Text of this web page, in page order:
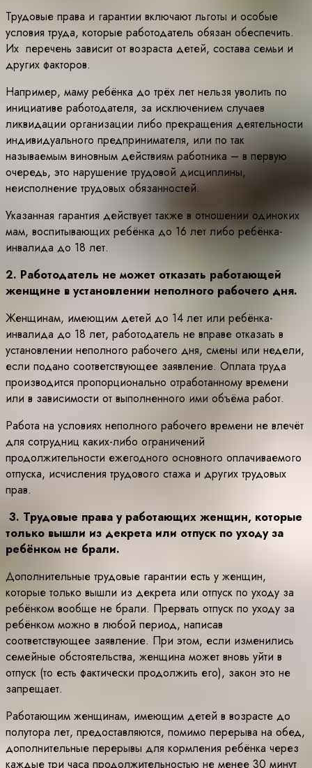
Трудовые права и гарантии включают льготы и особые
условия труда, которые работодатель обязан обеспечить.
Их перечень зависит от возраста детей, состава семьи и
других факторов.
Например, маму ребёнка до трёх лет нельзя уволить по
инициативе работодателя, за исключением случаев
ликвидации организации либо прекращения деятельности
индивидуального предпринимателя, или по так
называемым виновным действиям работника – в первую
очередь, это нарушение трудовой дисциплины,
неисполнение трудовых обязанностей.
Указанная гарантия действует также в отношении одиноких
мам, воспитывающих ребёнка до 16 лет либо ребёнка-
инвалида до 18 лет.
2. Работодатель не может отказать работающей
женщине в установлении неполного рабочего дня.
Женщинам, имеющим детей до 14 лет или ребёнка-
инвалида до 18 лет, работодатель не вправе отказать в
установлении неполного рабочего дня, смены или недели,
если подано соответствующее заявление. Оплата труда
производится пропорционально отработанному времени
или в зависимости от выполненного ими объёма работ.
Работа на условиях неполного рабочего времени не влечёт
для сотрудниц каких-либо ограничений
продолжительности ежегодного основного оплачиваемого
отпуска, исчисления трудового стажа и других трудовых
прав.
3. Трудовые права у работающих женщин, которые
только вышли из декрета или отпуск по уходу за
ребёнком не брали.
Дополнительные трудовые гарантии есть у женщин,
которые только вышли из декрета или отпуск по уходу за
ребёнком вообще не брали. Прервать отпуск по уходу за
ребёнком можно в любой период, написав
соответствующее заявление. При этом, если изменились
семейные обстоятельства, женщина может вновь уйти в
отпуск (то есть фактически продолжить его), закон это не
запрещает.
Работающим женщинам, имеющим детей в возрасте до
полутора лет, предоставляются, помимо перерыва на обед,
дополнительные перерывы для кормления ребёнка через
каждые три часа продолжительностью не менее 30 минут